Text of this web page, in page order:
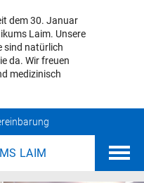
dem 30. Januar
Laim. Unsere
sind natürlich
da. Wir freuen
medizinisch
LAIM